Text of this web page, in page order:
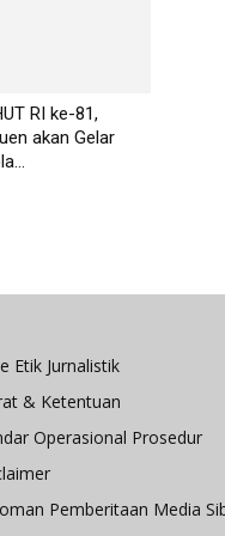
RI ke-81,
akan Gelar
Etik Jurnalistik
& Ketentuan
Operasional Prosedur
Pemberitaan Media